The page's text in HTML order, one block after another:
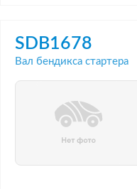
SDB1678
Вал бендикса стартера